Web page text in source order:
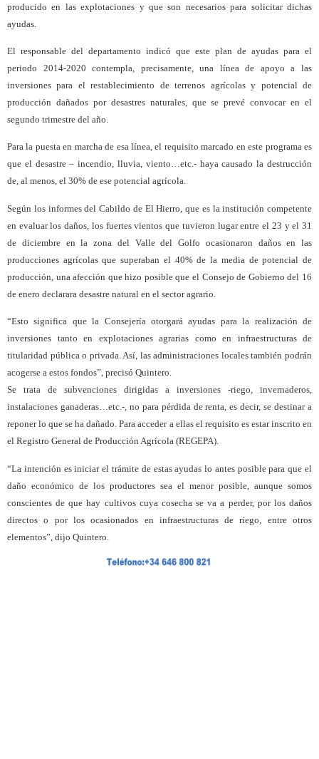
producido en las explotaciones y que son necesarios para solicitar dichas
ayudas.
El responsable del departamento indicó que este plan de ayudas para el
periodo 2014-2020 contempla, precisamente, una línea de apoyo a las
inversiones para el restablecimiento de terrenos agrícolas y potencial de
producción dañados por desastres naturales, que se prevé convocar en el
segundo trimestre del año.
Para la puesta en marcha de esa línea, el requisito marcado en este programa es
que el desastre – incendio, lluvia, viento…etc.- haya causado la destrucción
de, al menos, el 30% de ese potencial agrícola.
Según los informes del Cabildo de El Hierro, que es la institución competente
en evaluar los daños, los fuertes vientos que tuvieron lugar entre el 23 y el 31
de diciembre en la zona del Valle del Golfo ocasionaron daños en las
producciones agrícolas que superaban el 40% de la media de potencial de
producción, una afección que hizo posible que el Consejo de Gobierno del 16
de enero declarara desastre natural en el sector agrario.
“Esto significa que la Consejería otorgará ayudas para la realización de
inversiones tanto en explotaciones agrarias como en infraestructuras de
titularidad pública o privada. Así, las administraciones locales también podrán
acogerse a estos fondos”, precisó Quintero.
Se trata de subvenciones dirigidas a inversiones -riego, invernaderos,
instalaciones ganaderas…etc.-, no para pérdida de renta, es decir, se destinar a
reponer lo que se ha dañado. Para acceder a ellas el requisito es estar inscrito en
el Registro General de Producción Agrícola (REGEPA).
“La intención es iniciar el trámite de estas ayudas lo antes posible para que el
daño económico de los productores sea el menor posible, aunque somos
conscientes de que hay cultivos cuya cosecha se va a perder, por los daños
directos o por los ocasionados en infraestructuras de riego, entre otros
elementos”, dijo Quintero.